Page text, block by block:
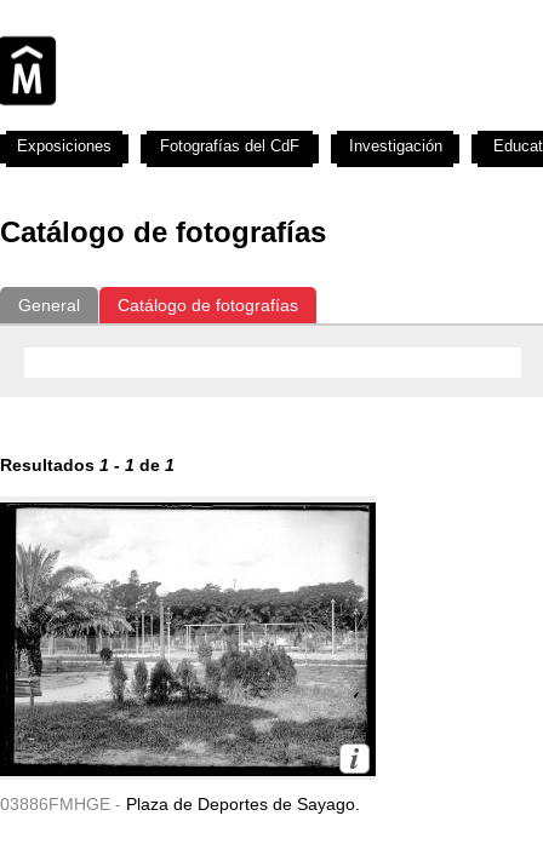
Catálogo de fotografías
General Catálogo de fotografías
Resultados 1 - 1 de 1
03886FMHGE - Plaza de Deportes de Sayago.
Exposiciones Fotografías del CdF Investigación